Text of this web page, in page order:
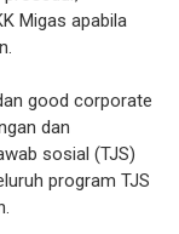
Migas apabila
good corporate
dan
sosial (TJS)
program TJS